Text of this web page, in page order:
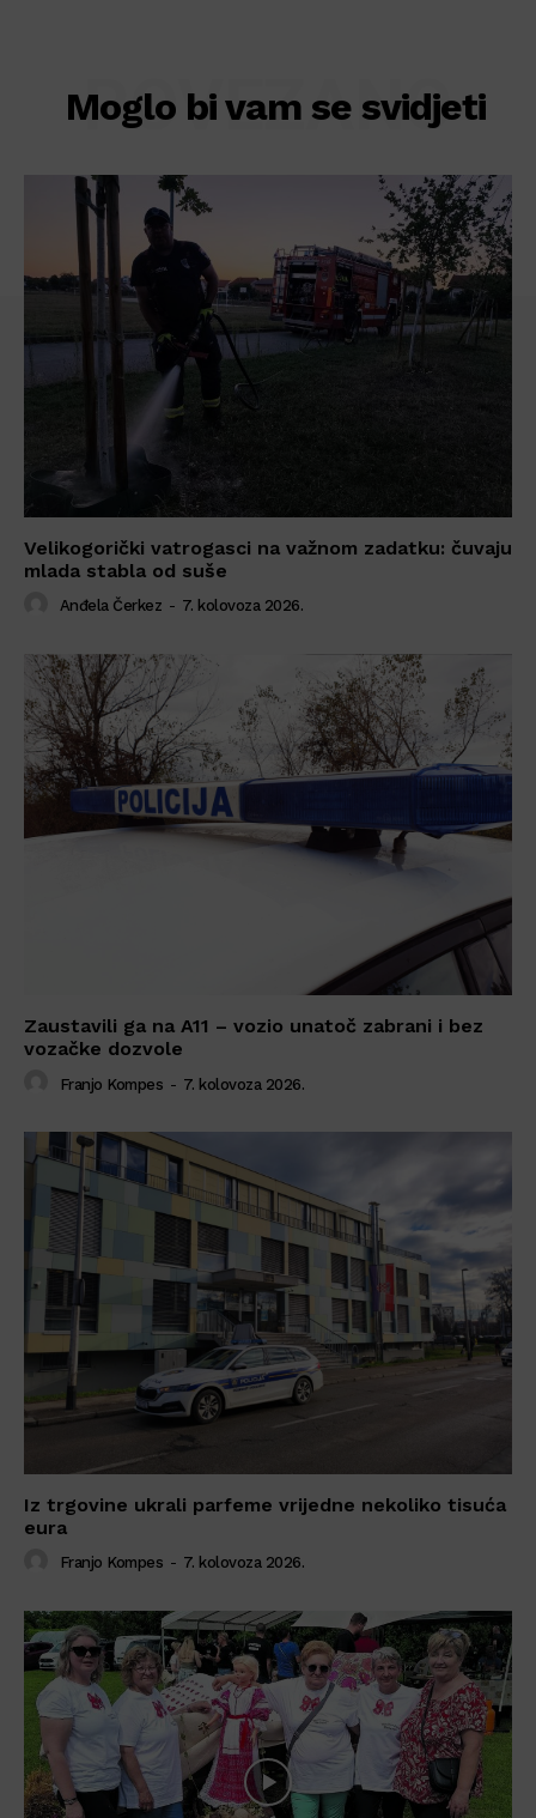
Moglo bi vam se svidjeti
POVEZANO
Velikogorički vatrogasci na važnom zadatku: čuvaju
mlada stabla od suše
Anđela Čerkez - 7. kolovoza 2026.
Zaustavili ga na A11 – vozio unatoč zabrani i bez
vozačke dozvole
Franjo Kompes - 7. kolovoza 2026.
Iz trgovine ukrali parfeme vrijedne nekoliko tisuća
eura
Franjo Kompes - 7. kolovoza 2026.